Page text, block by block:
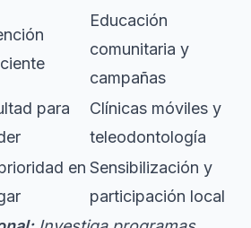
Educación
comunitaria y
campañas
para
Clínicas móviles y
teleodontología
en Sensibilización y
participación local